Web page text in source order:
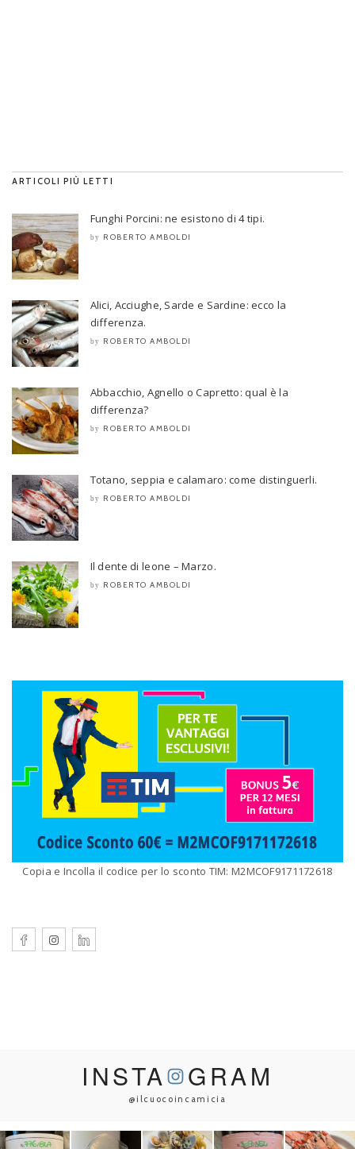
ARTICOLI PIÙ LETTI
Funghi Porcini: ne esistono di 4 tipi.
by ROBERTO AMBOLDI
Alici, Acciughe, Sarde e Sardine: ecco la
differenza.
by ROBERTO AMBOLDI
Abbacchio, Agnello o Capretto: qual è la
differenza?
by ROBERTO AMBOLDI
Totano, seppia e calamaro: come distinguerli.
by ROBERTO AMBOLDI
Il dente di leone – Marzo.
by ROBERTO AMBOLDI
Copia e Incolla il codice per lo sconto TIM: M2MCOF9171172618
INSTA GRAM
@ilcuocoincamicia